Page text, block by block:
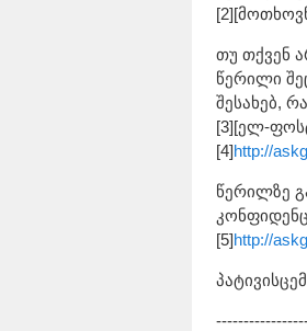
თუ თქვენ
წერილი
შესახებ,
[3][ელ-
[4]http://
წერილზე
[5]http://